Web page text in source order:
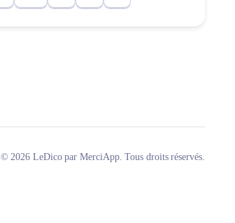
© 2026 LeDico par MerciApp. Tous droits réservés.